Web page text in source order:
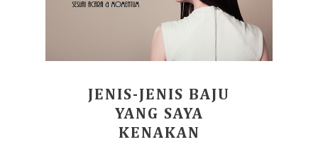
JENIS-JENIS BAJU
YANG SAYA
KENAKAN